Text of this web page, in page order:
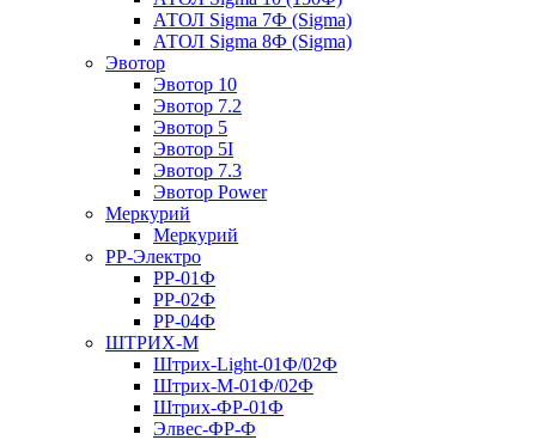
АТОЛ Sigma 7Ф (Sigma)
АТОЛ Sigma 8Ф (Sigma)
Эвотор
Эвотор 10
Эвотор 7.2
Эвотор 5
Эвотор 5I
Эвотор 7.3
Эвотор Power
Меркурий
Меркурий
РР-Электро
РР-01Ф
РР-02Ф
РР-04Ф
ШТРИХ-М
Штрих-Light-01Ф/02Ф
Штрих-М-01Ф/02Ф
Штрих-ФР-01Ф
Элвес-ФР-Ф